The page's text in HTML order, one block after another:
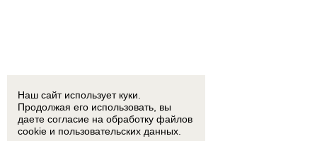
Наш сайт использует куки.
Продолжая его использовать, вы
даете согласие на обработку файлов
cookie и пользовательских данных.